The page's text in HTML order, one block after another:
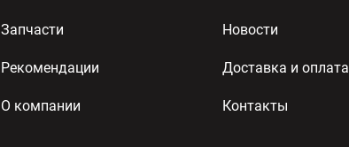
Запчасти Новости
Рекомендации Доставка и оплата
О компании Контакты